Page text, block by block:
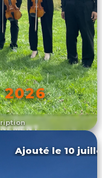
2026
Ajouté le 10